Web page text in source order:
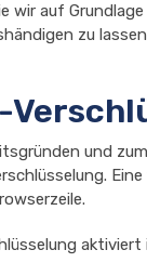
wir auf
zu
und